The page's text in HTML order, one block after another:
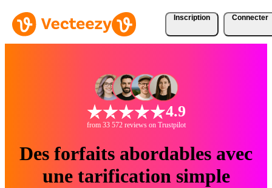
Inscription Connecter
4.9
from 33 572 reviews on Trustpilot
Des forfaits abordables avec
une tarification simple